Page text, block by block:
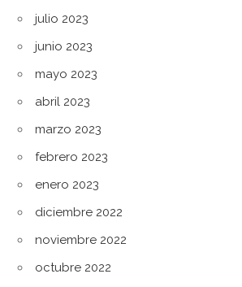
julio 2023
junio 2023
mayo 2023
abril 2023
marzo 2023
febrero 2023
enero 2023
diciembre 2022
noviembre 2022
octubre 2022